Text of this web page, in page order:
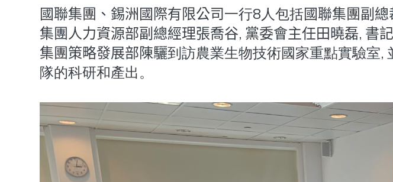
國聯集團、錫洲國際有限公司一行8人包括國聯集團副
集團人力資源部副總經理張喬谷, 黨委會主任田曉磊, 書
集團策略發展部陳驪到訪農業生物技術國家重點實驗室,
隊的科研和產出。